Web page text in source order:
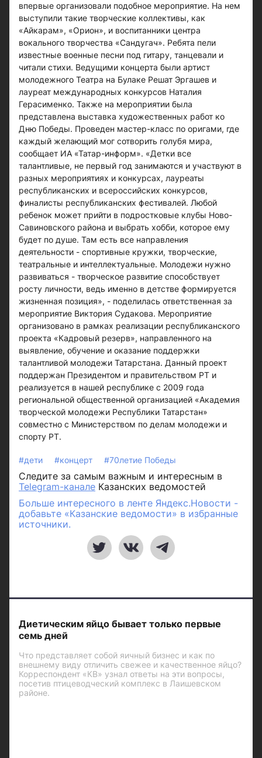
впервые организовали подобное мероприятие. На нем
выступили такие творческие коллективы, как
«Айкарам», «Орион», и воспитанники центра
вокального творчества «Сандугач». Ребята пели
известные военные песни под гитару, танцевали и
читали стихи. Ведущими концерта были артист
молодежного Театра на Булаке Решат Эргашев и
лауреат международных конкурсов Наталия
Герасименко. Также на мероприятии была
представлена выставка художественных работ ко
Дню Победы. Проведен мастер-класс по оригами, где
каждый желающий мог сотворить голубя мира,
сообщает ИА «Татар-информ». «Детки все
талантливые, не первый год занимаются и участвуют в
разных мероприятиях и конкурсах, лауреаты
республиканских и всероссийских конкурсов,
финалисты республиканских фестивалей. Любой
ребенок может прийти в подростковые клубы Ново-
Савиновского района и выбрать хобби, которое ему
будет по душе. Там есть все направления
деятельности - спортивные кружки, творческие,
театральные и интеллектуальные. Молодежи нужно
развиваться - творческое развитие способствует
росту личности, ведь именно в детстве формируется
жизненная позиция», - поделилась ответственная за
мероприятие Виктория Судакова. Мероприятие
организовано в рамках реализации республиканского
проекта «Кадровый резерв», направленного на
выявление, обучение и оказание поддержки
талантливой молодежи Татарстана. Данный проект
поддержан Президентом и правительством РТ и
реализуется в нашей республике с 2009 года
региональной общественной организацией «Академия
творческой молодежи Республики Татарстан»
совместно с Министерством по делам молодежи и
спорту РТ.
#дети #концерт #70летие Победы
Следите за самым важным и интересным в
Telegram-канале Казанских ведомостей
Больше интересного в ленте Яндекс.Новости -
добавьте «Казанские ведомости» в избранные
источники.
Диетическим яйцо бывает только первые
семь дней
Что представляет собой яичный бизнес и как по
внешнему виду отличить свежее и качественное яйцо?
Корреспондент «КВ» узнал ответы на эти вопросы,
посетив птицеводческий комплекс в Лаишевском
районе.